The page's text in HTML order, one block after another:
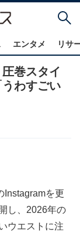
エンタメ リサ
巻スタイ
わすごい
Instagramを更
し、2026年の
ウエストに注